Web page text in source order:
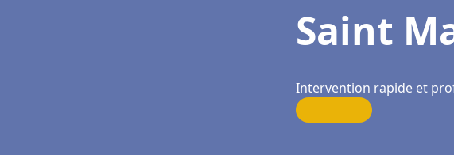
Saint
Intervention rapide et